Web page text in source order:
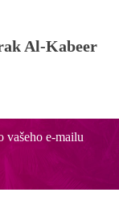
Al-Kabeer
vašeho e-mailu